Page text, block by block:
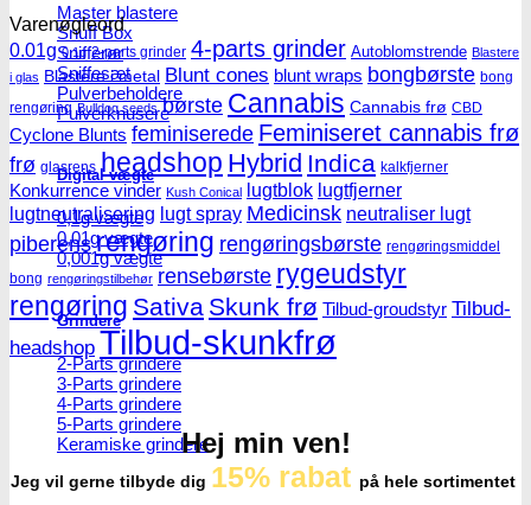
Master blastere
Snuff Box
Snifferør
Sniffesæt
Pulverbeholdere
Pulverknusere
Digital vægte
0,1g vægte
0,01g vægte
0,001g vægte
Grindere
2-Parts grindere
3-Parts grindere
4-Parts grindere
5-Parts grindere
Keramiske grindere
Varenøgleord
0.01g 0.1g 2-parts grinder 4-parts grinder Autoblomstrende Blastere
i glas Blastere i metal Blunt cones blunt wraps bongbørste bong
rengøring Bulldog seeds børste Cannabis Cannabis frø CBD
Cyclone Blunts feminiserede Feminiseret cannabis frø
frø glasrens headshop Hybrid Indica kalkfjerner
Konkurrence vinder Kush Conical lugtblok lugtfjerner
lugtneutralisering lugt spray Medicinsk neutraliser lugt
piberens rengøring rengøringsbørste rengøringsmiddel
bong rengøringstilbehør rensebørste rygeudstyr
rengøring Sativa Skunk frø Tilbud-groudstyr Tilbud-
headshop Tilbud-skunkfrø
Hej min ven!
Jeg vil gerne tilbyde dig 15% rabat på hele sortimentet